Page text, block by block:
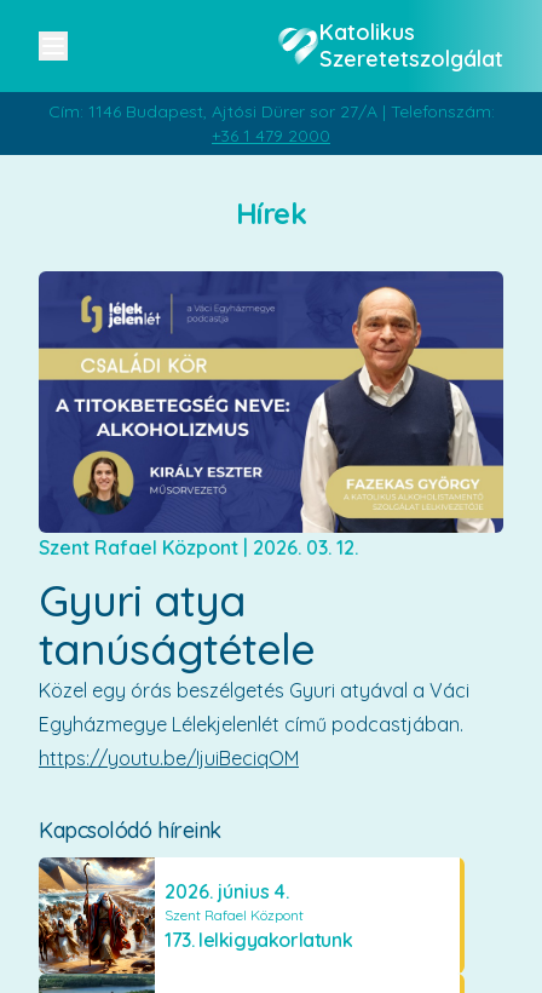
Katolikus
Szeretetszolgálat
Cím: 1146 Budapest, Ajtósi Dürer sor 27/A | Telefonszám:
+36 1 479 2000
Hírek
Kapcsolódó híreink
2026. június 4.
Szent Rafael Központ
173. lelkigyakorlatunk
Szent Rafael Központ | 2026. 03. 12.
Gyuri atya
tanúságtétele
Közel egy órás beszélgetés Gyuri atyával a Váci
Egyházmegye Lélekjelenlét című podcastjában.
https://youtu.be/IjuiBeciqOM